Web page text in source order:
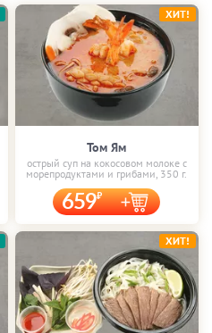
Том Ям
острый суп на кокосовом молоке с
морепродуктами и грибами, 350 г.
659
ХИТ!
ХИТ!